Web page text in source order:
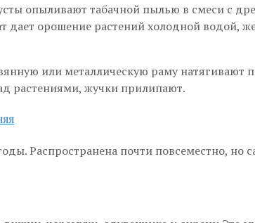
опыливают табачной пылью в смеси с
орошение растений холодной водой,
или металлическую раму
растениями, жучки прилипают.
Распространена почти повсеместно,